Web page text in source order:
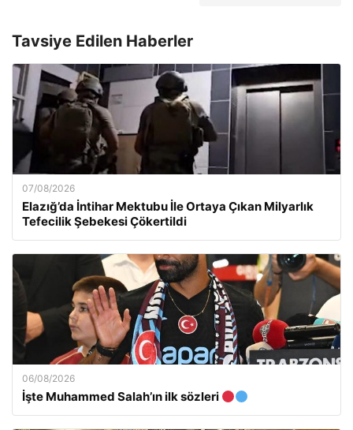
Tavsiye Edilen Haberler
07/08/2026
Elazığ’da İntihar Mektubu İle Ortaya Çıkan Milyarlık
Tefecilik Şebekesi Çökertildi
06/08/2026
İşte Muhammed Salah’ın ilk sözleri